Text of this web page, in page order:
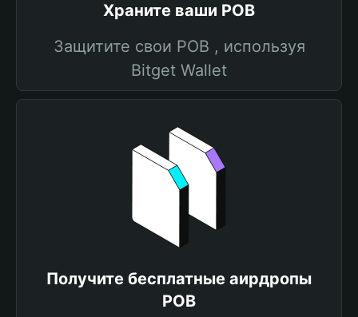
Храните ваши POB
Защитите свои POB , используя
Bitget Wallet
Получите бесплатные аирдропы
POB